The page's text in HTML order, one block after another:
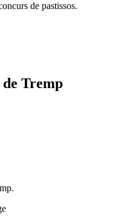
de pastissos.
de Tremp